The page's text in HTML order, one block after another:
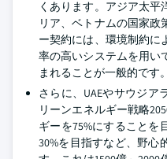
くあります。アジア太平
リア、ベトナムの国家
ー契約には、環境制約に
率の高いシステムを用い
まれることが一般的です。
さらに、UAEやサウジア
リーンエネルギー戦略
ギーを75%にすることを
30%を目指すなど、野心